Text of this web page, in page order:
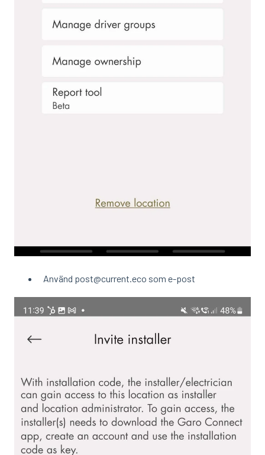
Använd post@current.eco som e-post